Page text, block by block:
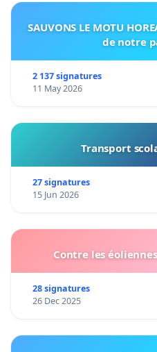
SAUVONS LE MOTU
de notre
2 137 signatures
11 May 2026
Transport
27 signatures
15 Jun 2026
Contre les
28 signatures
26 Dec 2025